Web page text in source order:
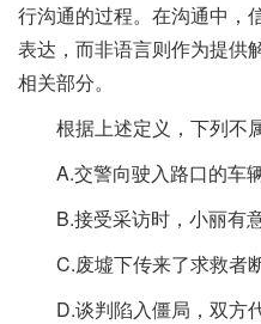
行沟通的过程。在沟通中，
表达，而非语言则作为提供
相关部分。
根据上述定义，下列不
A.交警向驶入路口的车
B.接受采访时，小丽有
C.废墟下传来了求救者
D.谈判陷入僵局，双方